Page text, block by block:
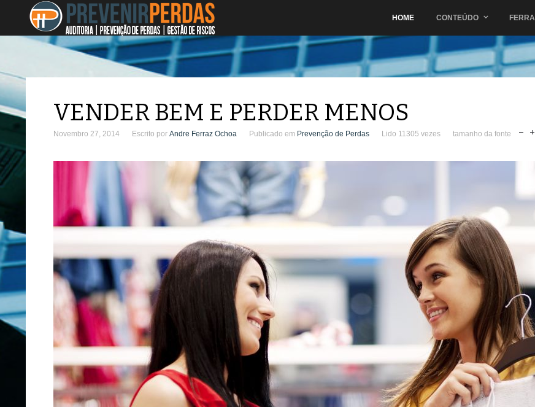
HOME CONTEÚDO
VENDER BEM E PERDER MENOS
Novembro 27, 2014 Escrito por Andre Ferraz Ochoa Publicado em Prevenção de Perdas Lido 11305 vezes tamanho da fonte